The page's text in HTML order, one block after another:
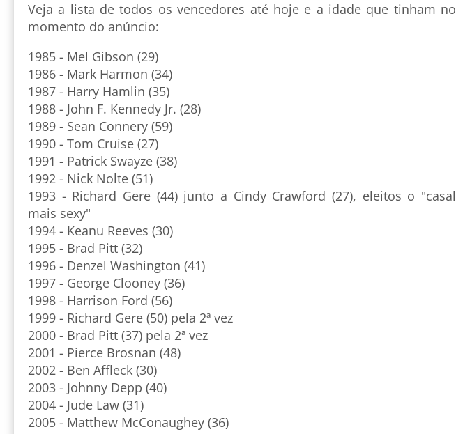
Veja a lista de todos os vencedores até hoje e a idade que tinham no
momento do anúncio:
1985 - Mel Gibson (29)
1986 - Mark Harmon (34)
1987 - Harry Hamlin (35)
1988 - John F. Kennedy Jr. (28)
1989 - Sean Connery (59)
1990 - Tom Cruise (27)
1991 - Patrick Swayze (38)
1992 - Nick Nolte (51)
1993 - Richard Gere (44) junto a Cindy Crawford (27), eleitos o "casal
mais sexy"
1994 - Keanu Reeves (30)
1995 - Brad Pitt (32)
1996 - Denzel Washington (41)
1997 - George Clooney (36)
1998 - Harrison Ford (56)
1999 - Richard Gere (50) pela 2ª vez
2000 - Brad Pitt (37) pela 2ª vez
2001 - Pierce Brosnan (48)
2002 - Ben Affleck (30)
2003 - Johnny Depp (40)
2004 - Jude Law (31)
2005 - Matthew McConaughey (36)